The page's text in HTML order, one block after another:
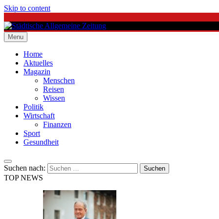
Skip to content
Städtische Allgemeine Zeitung
Menu
Home
Aktuelles
Magazin
Menschen
Reisen
Wissen
Politik
Wirtschaft
Finanzen
Sport
Gesundheit
Suchen nach:
TOP NEWS